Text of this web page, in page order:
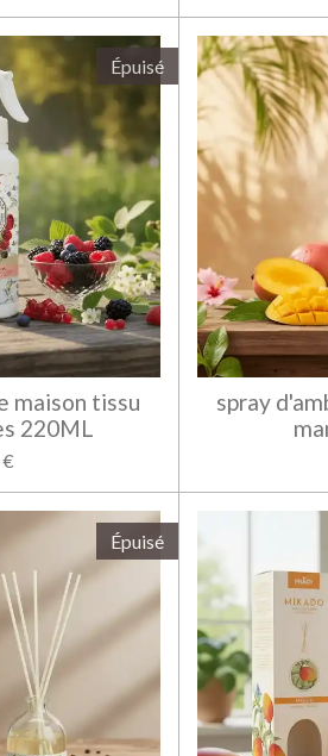
Épuisé
maison tissu
220ML
spray
Épuisé